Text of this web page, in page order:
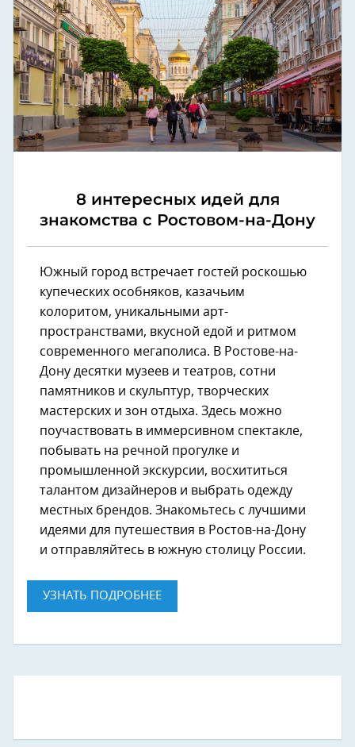
8 интересных идей для
знакомства с Ростовом-на-Дону
Южный город встречает гостей роскошью
купеческих особняков, казачьим
колоритом, уникальными арт-
пространствами, вкусной едой и ритмом
современного мегаполиса. В Ростове-на-
Дону десятки музеев и театров, сотни
памятников и скульптур, творческих
мастерских и зон отдыха. Здесь можно
поучаствовать в иммерсивном спектакле,
побывать на речной прогулке и
промышленной экскурсии, восхититься
талантом дизайнеров и выбрать одежду
местных брендов. Знакомьтесь с лучшими
идеями для путешествия в Ростов-на-Дону
и отправляйтесь в южную столицу России.
УЗНАТЬ ПОДРОБНЕЕ